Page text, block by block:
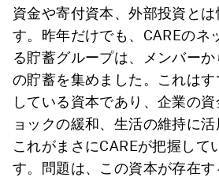
資金や寄付資本、外部投資とは
す。昨年だけでも、CAREのネ
る貯蓄グループは、メンバー
の貯蓄を集めました。これは
している資本であり、企業の
ョックの緩和、生活の維持に活
これがまさにCAREが把握して
す。問題は、この資本が存在